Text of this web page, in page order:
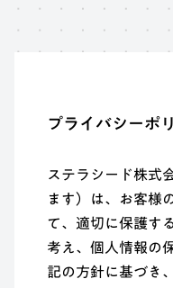
プライバシーポ
ステラシード株式
ます）は、お客様
て、適切に保護す
考え、個人情報の
記の方針に基づき